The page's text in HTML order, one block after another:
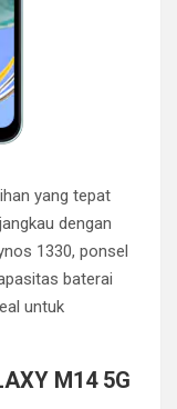
yang tepat
dengan
1330, ponsel
baterai
untuk
M14 5G